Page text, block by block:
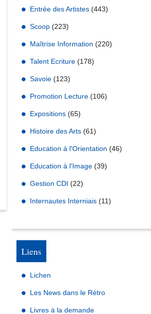
Entrée des Artistes (443)
Scoop (223)
Maîtrise Information (220)
Talent Ecriture (178)
Savoie (123)
Promotion Lecture (106)
Expositions (65)
Histoire des Arts (61)
Education à l'Orientation (46)
Education à l'Image (39)
Gestion CDI (22)
Internautes Interniais (11)
Liens
Lichen
Les News dans le Rétro
Livres à la demande